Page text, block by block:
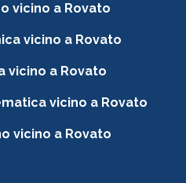
vicino a Rovato
vicino a Rovato
vicino a Rovato
vicino a Rovato
vicino a Rovato